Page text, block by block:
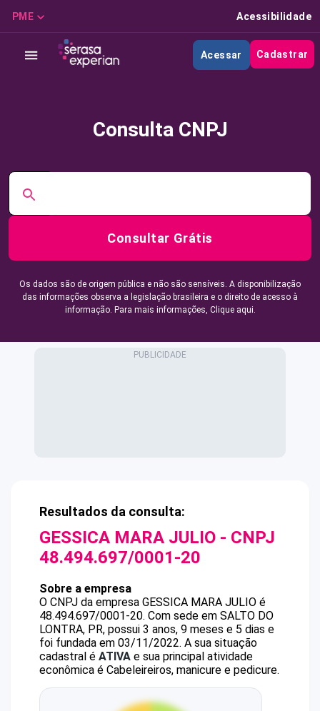
PME Acessibilidade
Acessar Cadastrar
Consulta CNPJ
Consultar Grátis
Os dados são de origem pública e não são sensíveis. A disponibilização
das informações observa a legislação brasileira e o direito de acesso à
informação. Para mais informações, Clique aqui.
Resultados da consulta:
GESSICA MARA JULIO - CNPJ
48.494.697/0001-20
Sobre a empresa
O CNPJ da empresa GESSICA MARA JULIO é
48.494.697/0001-20. Com sede em SALTO DO
LONTRA, PR, possui 3 anos, 9 meses e 5 dias e
foi fundada em 03/11/2022. A sua situação
cadastral é ATIVA e sua principal atividade
econômica é Cabeleireiros, manicure e pedicure.